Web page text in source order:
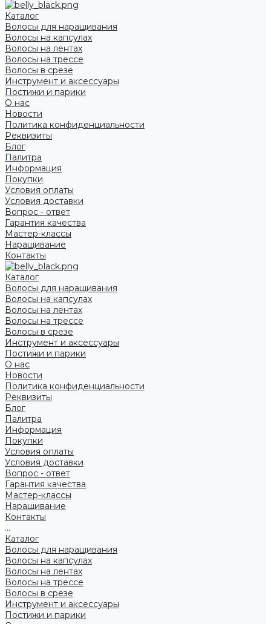
Каталог
Волосы для наращивания
Волосы на капсулах
Волосы на лентах
Волосы на трессе
Волосы в срезе
Инструмент и аксессуары
Постижи и парики
О нас
Новости
Политика конфиденциальности
Реквизиты
Блог
Палитра
Информация
Покупки
Условия оплаты
Условия доставки
Вопрос - ответ
Гарантия качества
Мастер-классы
Наращивание
Контакты
Каталог
Волосы для наращивания
Волосы на капсулах
Волосы на лентах
Волосы на трессе
Волосы в срезе
Инструмент и аксессуары
Постижи и парики
О нас
Новости
Политика конфиденциальности
Реквизиты
Блог
Палитра
Информация
Покупки
Условия оплаты
Условия доставки
Вопрос - ответ
Гарантия качества
Мастер-классы
Наращивание
Контакты
...
Каталог
Волосы для наращивания
Волосы на капсулах
Волосы на лентах
Волосы на трессе
Волосы в срезе
Инструмент и аксессуары
Постижи и парики